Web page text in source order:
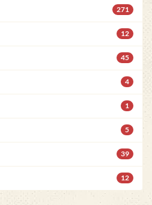
271
12
45
4
1
5
39
12